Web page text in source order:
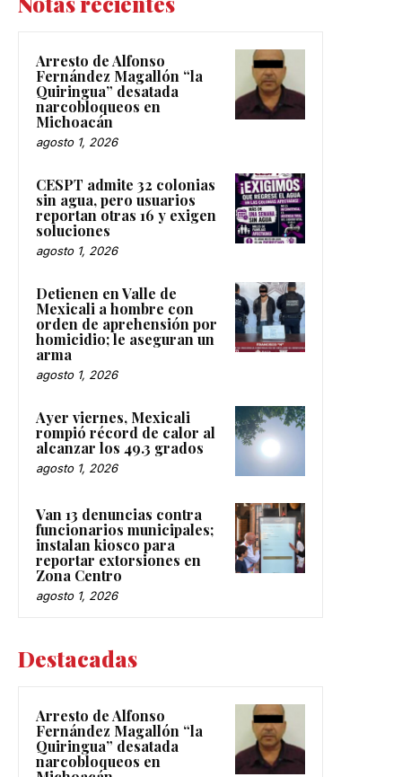
Arresto de Alfonso
Fernández Magallón “la
Quiringua” desatada
narcobloqueos en
Michoacán
agosto 1, 2026
CESPT admite 32 colonias
sin agua, pero usuarios
reportan otras 16 y exigen
soluciones
agosto 1, 2026
Detienen en Valle de
Mexicali a hombre con
orden de aprehensión por
homicidio; le aseguran un
arma
agosto 1, 2026
Ayer viernes, Mexicali
rompió récord de calor al
alcanzar los 49.3 grados
agosto 1, 2026
Van 13 denuncias contra
funcionarios municipales;
instalan kiosco para
reportar extorsiones en
Zona Centro
agosto 1, 2026
Destacadas
Arresto de Alfonso
Fernández Magallón “la
Quiringua” desatada
narcobloqueos en